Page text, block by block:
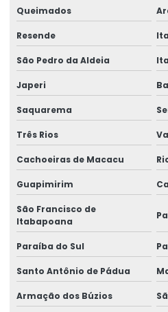
Avaliação de higiene ocupacional
Avaliações quantitativas de
Blitz ergonômica
Consultor de segurança no
Consultoria em análise de riscos
Consultoria e assessoria em
Consultoria e assessoria técnica
Consultoria em assistência
Consultoria em ergonomia
Consultoria em gestão de riscos
Consultoria em gestão de
Consultoria em higiene
Queimados
Resende
São Pedro da Aldeia
Japeri
Saquarema
Três Rios
Cachoeiras de Macacu
Guapimirim
São Francisco de
Itabapoana
Paraíba do Sul
Santo Antônio de Pádua
Armação dos Búzios